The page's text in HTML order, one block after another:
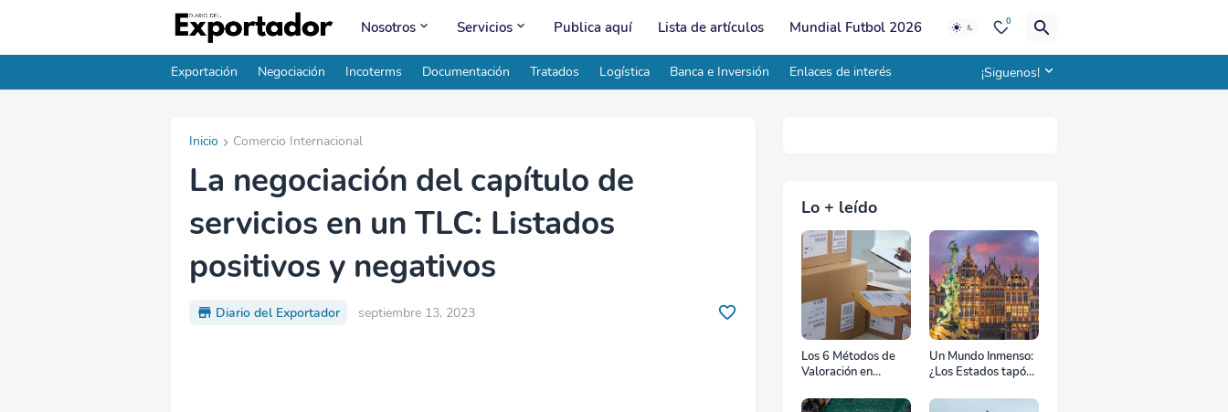
Nosotros Servicios Publica aquí Lista de artículos Mundial Futbol 2026 0
Exportación Negociación Incoterms Documentación Tratados Logística Banca e Inversión Enlaces de interés ¡Siguenos!
Inicio Comercio Internacional
La negociación del capítulo de
servicios en un TLC: Listados
positivos y negativos
Diario del Exportador septiembre 13, 2023
Lo + leído
Los 6 Métodos de
Valoración en
Un Mundo Inmenso:
¿Los Estados tapón,
o zona de combate?